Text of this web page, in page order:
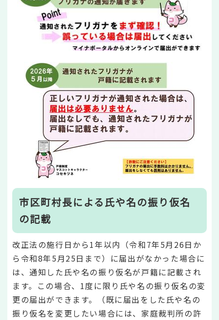
市区町村長による氏や名の振り仮名
の記載
改正法の施行日から1年以内（令和7年5月26日か
ら令和8年5月25日まで）に届出がなかった場合に
は、通知した氏や名の振り仮名が戸籍に記載され
ます。この場合、1度に限り氏や名の振り仮名の変
更の届出ができます。（既に届出をした氏や名の
振り仮名を変更したい場合には、家庭裁判所の許